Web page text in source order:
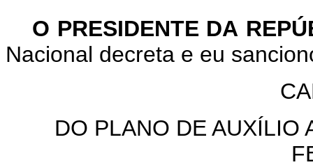
O PRESIDENTE DA
Nacional decreta e eu
DO PLANO DE AUXÍLIO